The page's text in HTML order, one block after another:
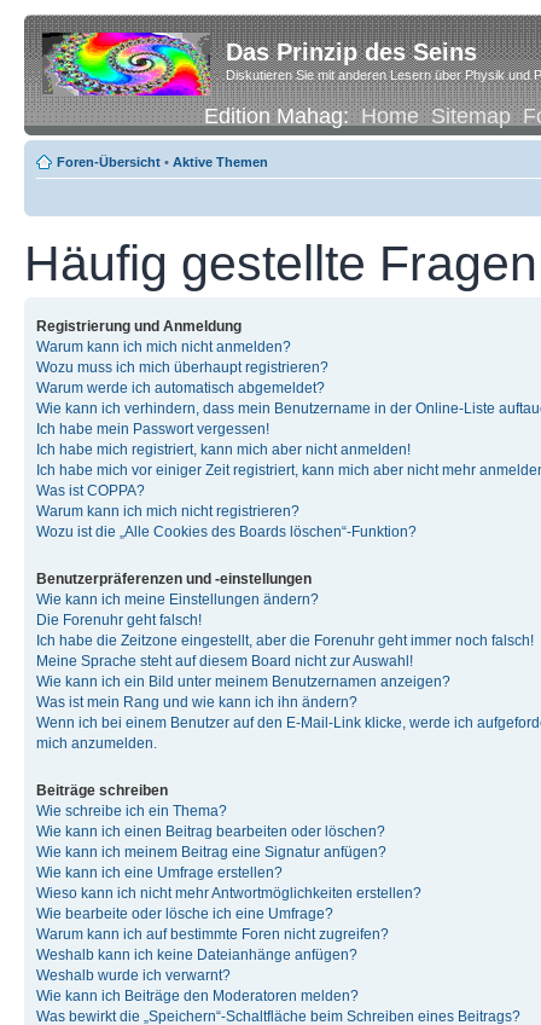
Das Prinzip des Seins
Diskutieren Sie mit anderen Lesern über Physik und
Edition Mahag:Home Sitemap
Foren-Übersicht • Aktive Themen
Häufig gestellte Fragen
Registrierung und Anmeldung
Warum kann ich mich nicht anmelden?
Wozu muss ich mich überhaupt registrieren?
Warum werde ich automatisch abgemeldet?
Wie kann ich verhindern, dass mein Benutzername in der Online-Liste
Ich habe mein Passwort vergessen!
Ich habe mich registriert, kann mich aber nicht anmelden!
Ich habe mich vor einiger Zeit registriert, kann mich aber nicht mehr
Was ist COPPA?
Warum kann ich mich nicht registrieren?
Wozu ist die „Alle Cookies des Boards löschen“-Funktion?
Benutzerpräferenzen und -einstellungen
Wie kann ich meine Einstellungen ändern?
Die Forenuhr geht falsch!
Ich habe die Zeitzone eingestellt, aber die Forenuhr geht immer noch falsch!
Meine Sprache steht auf diesem Board nicht zur Auswahl!
Wie kann ich ein Bild unter meinem Benutzernamen anzeigen?
Was ist mein Rang und wie kann ich ihn ändern?
Wenn ich bei einem Benutzer auf den E-Mail-Link klicke, werde ich
mich anzumelden.
Beiträge schreiben
Wie schreibe ich ein Thema?
Wie kann ich einen Beitrag bearbeiten oder löschen?
Wie kann ich meinem Beitrag eine Signatur anfügen?
Wie kann ich eine Umfrage erstellen?
Wieso kann ich nicht mehr Antwortmöglichkeiten erstellen?
Wie bearbeite oder lösche ich eine Umfrage?
Warum kann ich auf bestimmte Foren nicht zugreifen?
Weshalb kann ich keine Dateianhänge anfügen?
Weshalb wurde ich verwarnt?
Wie kann ich Beiträge den Moderatoren melden?
Was bewirkt die „Speichern“-Schaltfläche beim Schreiben eines Beitrags?